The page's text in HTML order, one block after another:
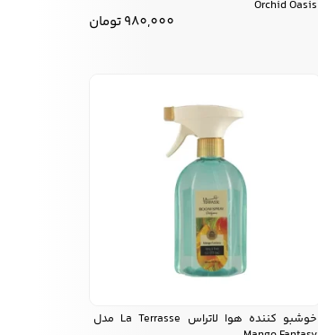
Orchid Oasis
980,000تومان
خوشبو کننده هوا لاتراس La Terrasse مدل